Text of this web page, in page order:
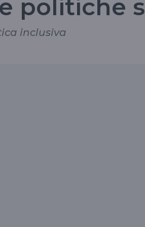
politiche
inclusiva